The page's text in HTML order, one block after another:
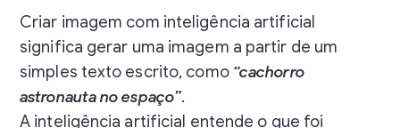
Criar imagem com inteligência artificial
significa gerar uma imagem a partir de um
simples texto escrito, como “cachorro
astronauta no espaço”.
A inteligência artificial entende o que foi